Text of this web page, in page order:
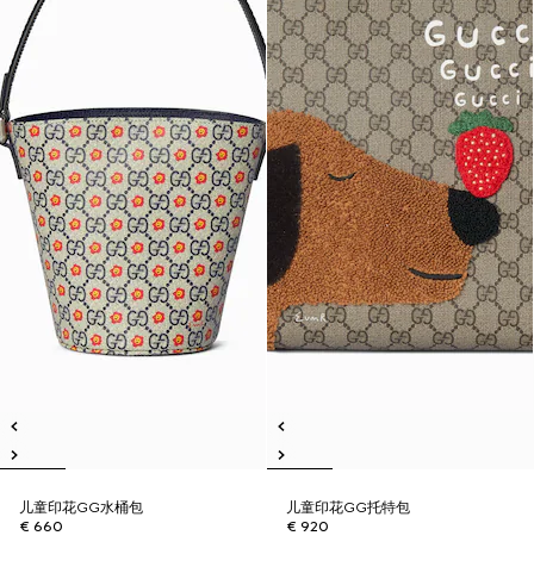
儿童印花GG水桶包
€ 660
儿童印花GG托特包
€ 920